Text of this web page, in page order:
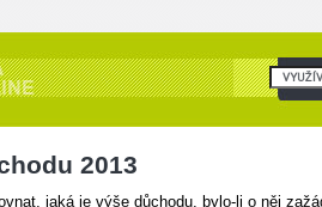
2013
jaká je výše důchodu, bylo-li o něj